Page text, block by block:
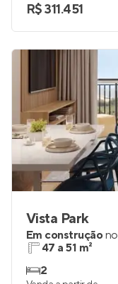
R$ 311.451
Vista Park
Em construçãono
47 a 51 m²
2